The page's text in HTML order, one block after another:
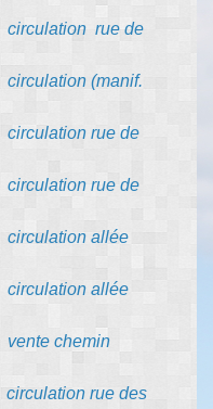
circulation rue de
circulation (manif.
circulation rue de
circulation rue de
circulation allée
circulation allée
vente chemin
circulation rue des